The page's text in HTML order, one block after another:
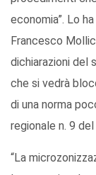
economia”. Lo
Francesco
dichiarazioni del
che si vedrà
di una norma
regionale n. 9
“La